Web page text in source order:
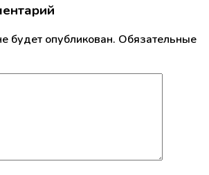
будет опубликован. Обязательные